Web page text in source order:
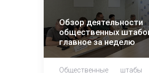
Обзор деятельности
общественных
главное за неделю
Общественные